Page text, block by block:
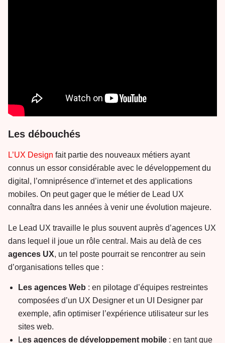
Les débouchés
L’UX Design fait partie des nouveaux métiers ayant
connus un essor considérable avec le développement du
digital, l’omniprésence d’internet et des applications
mobiles. On peut gager que le métier de Lead UX
connaîtra dans les années à venir une évolution majeure.
Le Lead UX travaille le plus souvent auprès d’agences UX
dans lequel il joue un rôle central. Mais au delà de ces
agences UX, un tel poste pourrait se rencontrer au sein
d’organisations telles que :
Les agences Web : en pilotage d’équipes restreintes
composées d’un UX Designer et un UI Designer par
exemple, afin optimiser l’expérience utilisateur sur les
sites web.
Les agences de développement mobile : en tant que